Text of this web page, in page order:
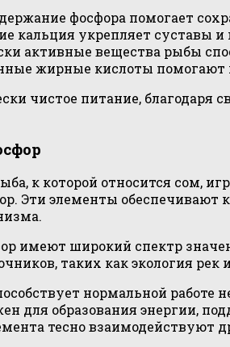
фосфора помогает
кальция укрепляет суставы
активные вещества рыбы
жирные кислоты помогают
чистое питание,
к которой относится сом,
Эти элементы обеспечивают
имеют широкий спектр
таких как экология
нормальной работе
для образования энергии,
тесно взаимодействуют